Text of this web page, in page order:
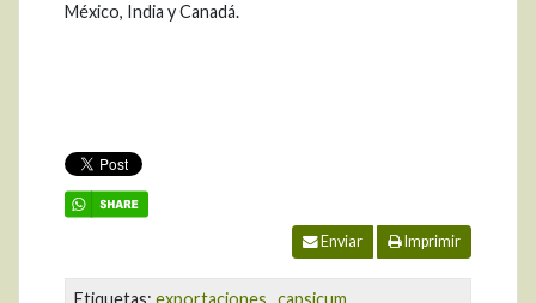
México, India y Canadá.
Enviar Imprimir